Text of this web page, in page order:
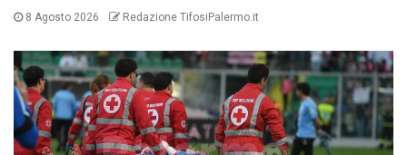
8 Agosto 2026 Redazione TifosiPalermo.it